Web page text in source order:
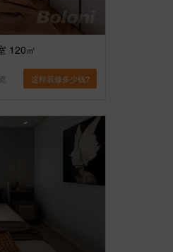
120㎡
这样装修多少钱?